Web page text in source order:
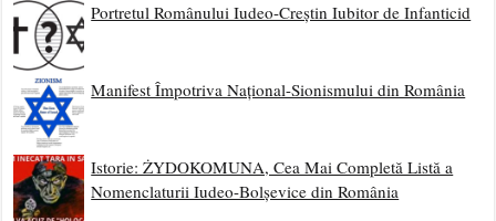
Portretul Românului Iudeo-Creștin Iubitor de Infanticid
Manifest Împotriva Național-Sionismului din România
Istorie: ŻYDOKOMUNA, Cea Mai Completă Listă a
Nomenclaturii Iudeo-Bolșevice din România